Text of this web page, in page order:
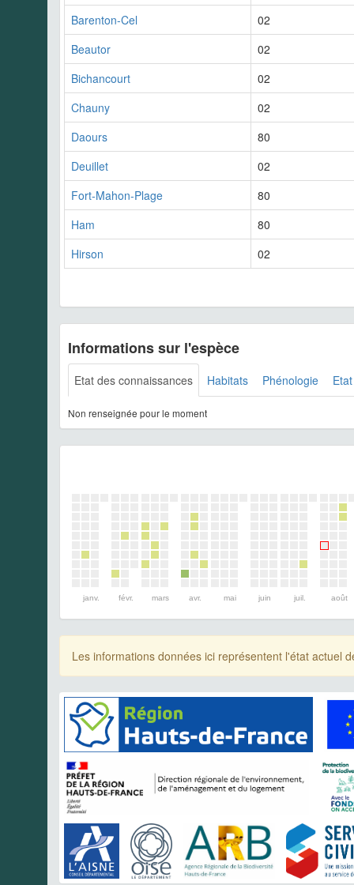
Barenton-Cel
02
Beautor
02
Bichancourt
02
Chauny
02
Daours
80
Deuillet
02
Fort-Mahon-Plage
80
Ham
80
Hirson
02
Informations sur l'espèce
Etat des connaissances Habitats Phénologie
Non renseignée pour le moment
janv. févr. mars avr. mai juin juil. août
Les informations données ici représentent l'état actuel